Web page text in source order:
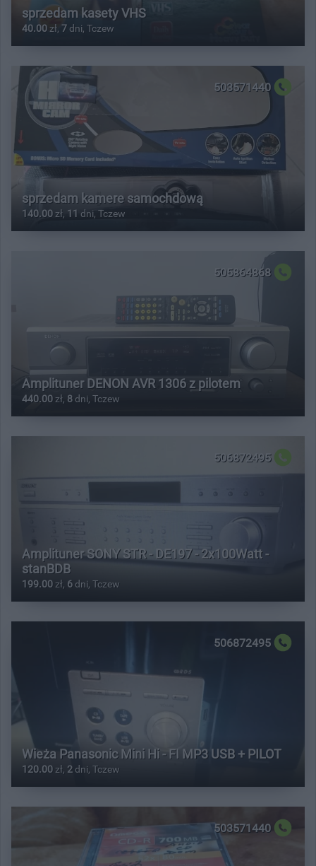
sprzedam kasety VHS
40.00 zł, 7 dni, Tczew
503571440
sprzedam kamere samochdową
140.00 zł, 11 dni, Tczew
505864868
Amplituner DENON AVR 1306 z pilotem
440.00 zł, 8 dni, Tczew
506872495
Amplituner SONY STR - DE197 - 2x100Watt -
stanBDB
199.00 zł, 6 dni, Tczew
506872495
Wieża Panasonic Mini Hi - FI MP3 USB + PILOT
120.00 zł, 2 dni, Tczew
503571440